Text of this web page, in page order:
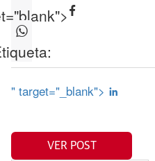
" target="_blank">
VER POST